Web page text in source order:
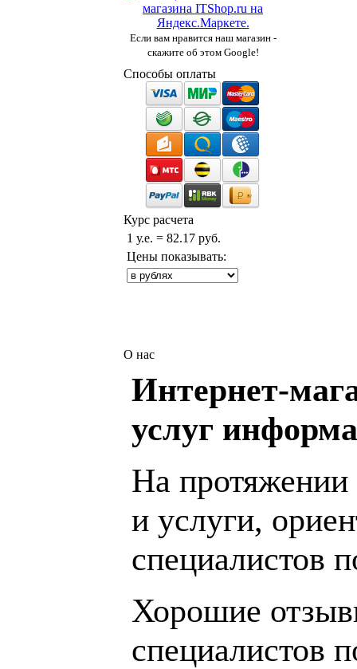
Если вам нравится наш магазин -
скажите об этом Google!
Способы оплаты
Курс расчета
1 у.е. = 82.17 руб.
Цены показывать:
О нас
Интернет-
услуг
На протяжении
и услуги,
специалистов
Хорошие
специалистов